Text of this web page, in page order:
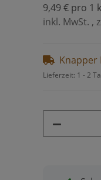
9,49 € pro 1
inkl. MwSt. ,
Knapper
Lieferzeit: 1 - 2